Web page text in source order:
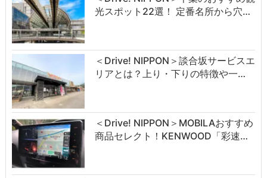
光スポット22選！ 定番名所から穴…
＜Drive! NIPPON＞談合坂サービスエ
リアとは？上り・下りの特徴や一…
＜Drive! NIPPON＞MOBILAおすすめ
商品セレクト！KENWOOD「彩速…